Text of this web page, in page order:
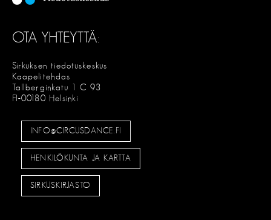
OTA YHTEYTTÄ:
Sirkuksen tiedotuskeskus
Kaapelitehdas
Tallberginkatu 1 C 93
FI-00180 Helsinki
INFO@CIRCUSDANCE.FI
HENKILÖKUNTA JA KARTTA
SIRKUSKIRJASTO